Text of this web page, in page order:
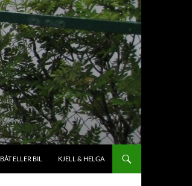
BÅT ELLER BIL KJELL & HELGA